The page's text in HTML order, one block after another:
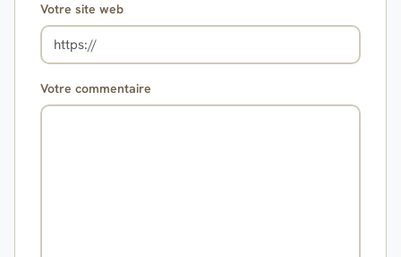
Votre site web
Votre commentaire